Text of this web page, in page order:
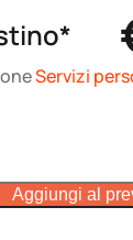
Servizi
Aggiungi al